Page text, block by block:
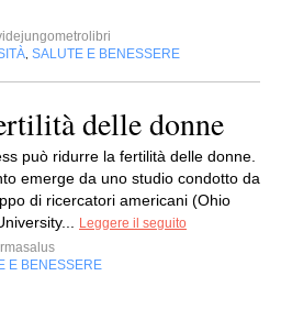
SALUTE E BENESSERE
delle donne
può ridurre la fertilità delle donne.
emerge da uno studio condotto da
di ricercatori americani (Ohio
Leggere il seguito
E BENESSERE